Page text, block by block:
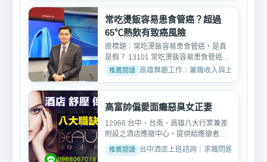
常吃燙飯容易患食管癌？超過
65℃熱飲有致癌風險
原標題︰常吃燙飯容易患食管癌，是真
是假？ 13101 常吃燙飯容易患食管癌？
這個說法由來已久，現...
高雄舞廳工作｜兼職收入與上班分享 ·
高富帥偏愛面癱惡臭女正妻
12966 台中、台南、高雄八大行業兼差
附設之酒店應徵中心。提供給應徵者酒
店上班、酒店職缺、舞廳...
台中酒店上班諮詢｜求職問題與經驗分